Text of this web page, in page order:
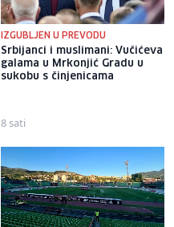
IZGUBLJEN U PREVODU
Srbijanci i muslimani: Vučićeva
galama u Mrkonjić Gradu u
sukobu s činjenicama
8 sati